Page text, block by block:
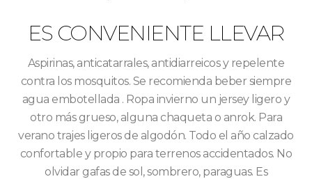
ES CONVENIENTE LLEVAR
Aspirinas, anticatarrales, antidiarreicos y repelente
contra los mosquitos. Se recomienda beber siempre
agua embotellada . Ropa invierno un jersey ligero y
otro más grueso, alguna chaqueta o anrok. Para
verano trajes ligeros de algodón. Todo el año calzado
confortable y propio para terrenos accidentados. No
olvidar gafas de sol, sombrero, paraguas. Es